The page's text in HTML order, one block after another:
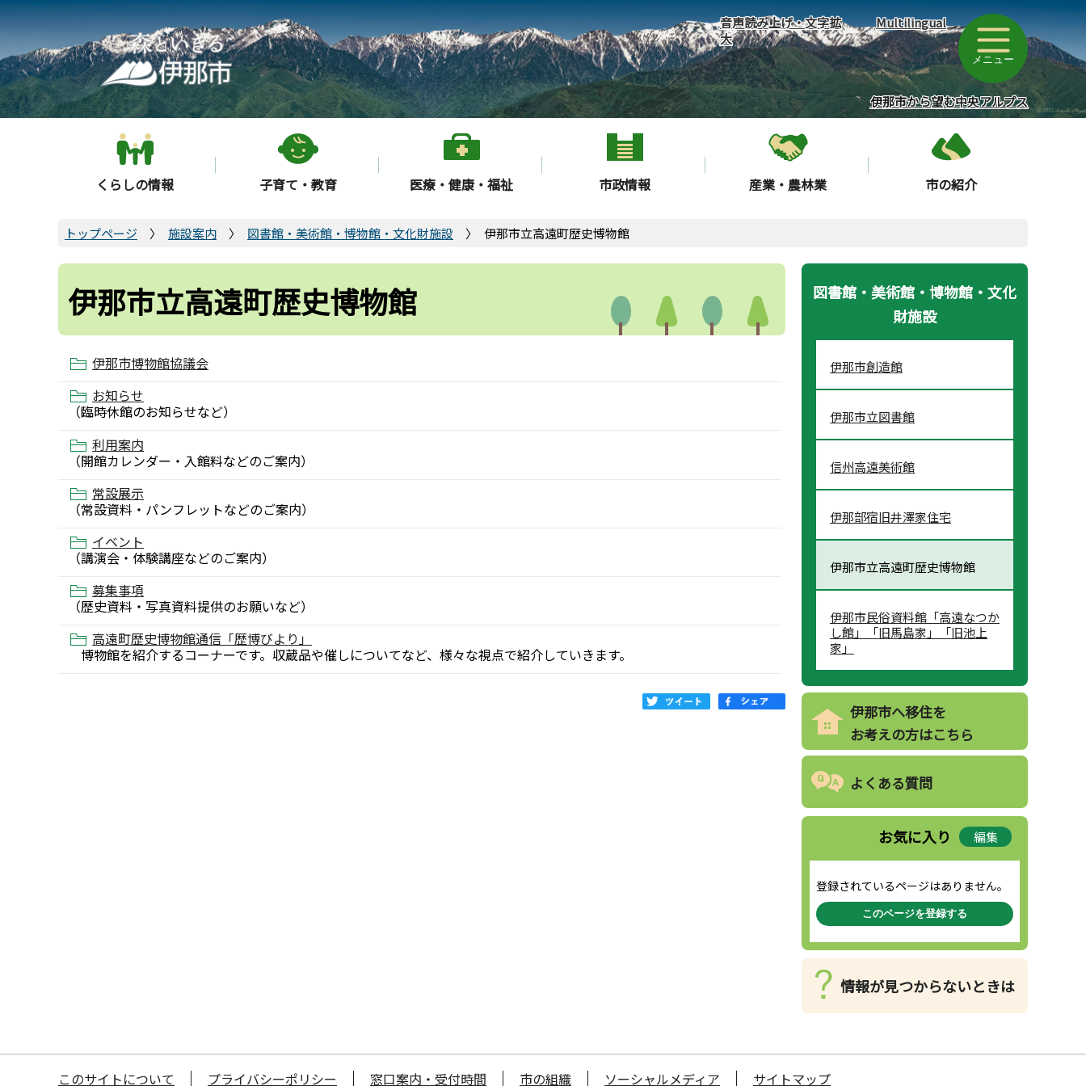
こ
の
ペ
ー
ジ
の
音声読み上げ・文字拡
大
Multilingual
メニュー
伊那市から望む中央アルプス
くらしの情報 子育て・教育 医療・健康・福祉 市政情報 産業・農林業 市の紹介
トップページ 施設案内 図書館・美術館・博物館・文化財施設 伊那市立高遠町歴史博物館
伊那市立高遠町歴史博物館
伊那市博物館協議会
お知らせ
（臨時休館のお知らせなど）
利用案内
（開館カレンダー・入館料などのご案内）
常設展示
（常設資料・パンフレットなどのご案内）
イベント
（講演会・体験講座などのご案内）
募集事項
（歴史資料・写真資料提供のお願いなど）
高遠町歴史博物館通信「歴博びより」
博物館を紹介するコーナーです。収蔵品や催しについてなど、様々な視点で紹介していきます。
図書館・美術館・博物館・文化
財施設
伊那市創造館
伊那市立図書館
信州高遠美術館
伊那部宿旧井澤家住宅
伊那市立高遠町歴史博物館
伊那市民俗資料館「高遠なつか
し館」「旧馬島家」「旧池上
家」
伊那市へ移住を
お考えの方はこちら
よくある質問
お気に入り 編集
登録されているページはありません。
このページを登録する
情報が見つからないときは
このサイトについて プライバシーポリシー 窓口案内・受付時間 市の組織 ソーシャルメディア サイトマップ